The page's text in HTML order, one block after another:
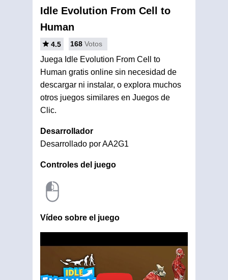
Idle Evolution From Cell to
Human
4.5 168 Votos
Juega Idle Evolution From Cell to
Human gratis online sin necesidad de
descargar ni instalar, o explora muchos
otros juegos similares en Juegos de
Clic.
Desarrollador
Desarrollado por AA2G1
Controles del juego
Vídeo sobre el juego